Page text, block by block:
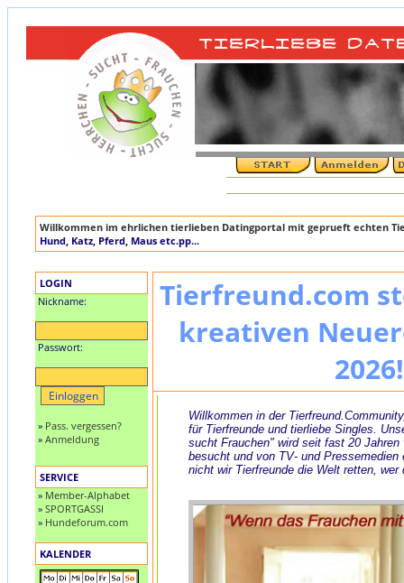
Willkommen im ehrlichen tierlieben Datingportal mit geprueft echten
Hund, Katz, Pferd, Maus etc.pp...
LOGIN
Nickname:
Passwort:
» Pass. vergessen?
» Anmeldung
SERVICE
» Member-Alphabet
» SPORTGASSI
» Hundeforum.com
KALENDER
Tierfreund.com
kreativen
2026!
Willkommen in der
für Tierfreunde und tierliebe Singles.
sucht Frauchen" wird seit fast 20 Jahren
besucht und von TV- und Pressemedien
nicht wir Tierfreunde die Welt retten, wer